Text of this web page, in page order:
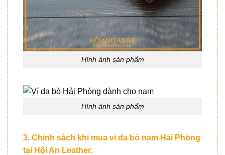
Hình ảnh sản phẩm
Hình ảnh sản phẩm
3, Chính sách khi mua ví da bò nam Hải Phòng
tại Hội An Leather.